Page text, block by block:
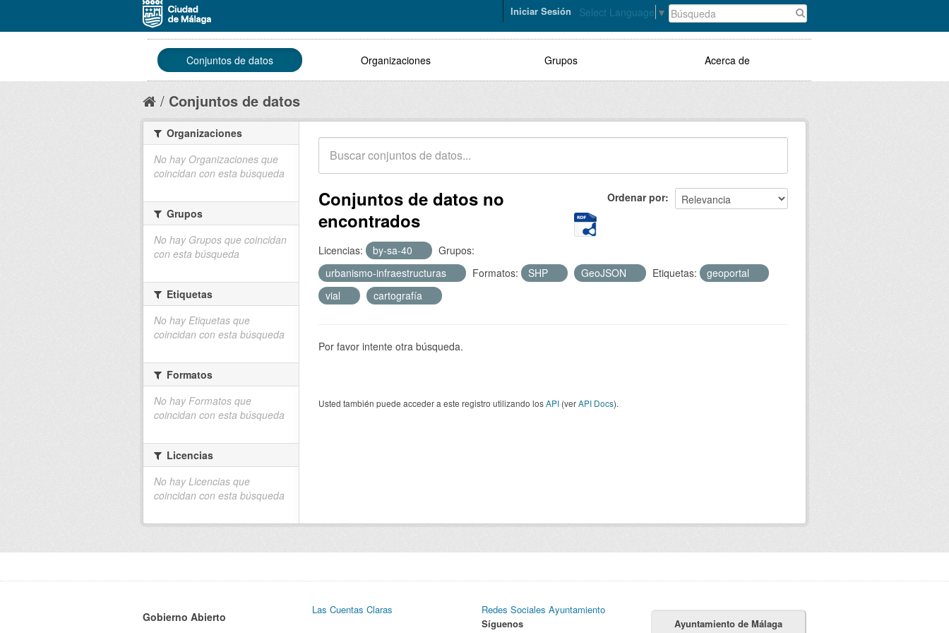
Select Language ▼
Iniciar Sesión
Conjuntos de datos Organizaciones Grupos Acerca de
Conjuntos de datos
Ordenar por
Conjuntos de datos no
encontrados
Licencias: by-sa-40
Grupos:
urbanismo-infraestructuras
Formatos: SHP GeoJSON Etiquetas:
geoportal
vial
cartografía
Por favor intente otra búsqueda.
Usted también puede acceder a este registro utilizando losAPI (verAPI Docs).
Organizaciones
No hay Organizaciones que
coincidan con esta búsqueda
Grupos
No hay Grupos que coincidan
con esta búsqueda
Etiquetas
No hay Etiquetas que
coincidan con esta búsqueda
Formatos
No hay Formatos que
coincidan con esta búsqueda
Licencias
No hay Licencias que
coincidan con esta búsqueda
Gobierno Abierto
Las Cuentas Claras
Redes Sociales Ayuntamiento
Síguenos
Ayuntamiento de Málaga